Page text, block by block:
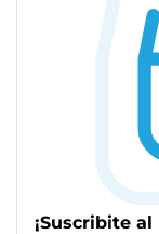
¡Suscribite